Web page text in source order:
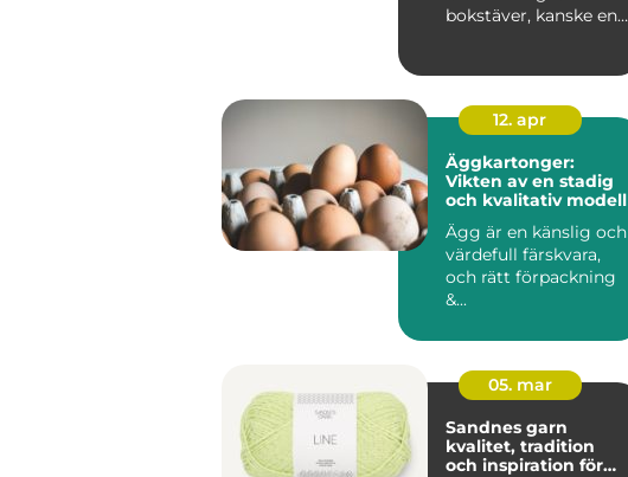
bokstäver, kanske en
12. apr
Äggkartonger:
Vikten av en stadig
och kvalitativ modell
Ägg är en känslig och
värdefull färskvara,
och rätt förpackning
&...
05. mar
Sandnes garn
kvalitet, tradition
och inspiration för